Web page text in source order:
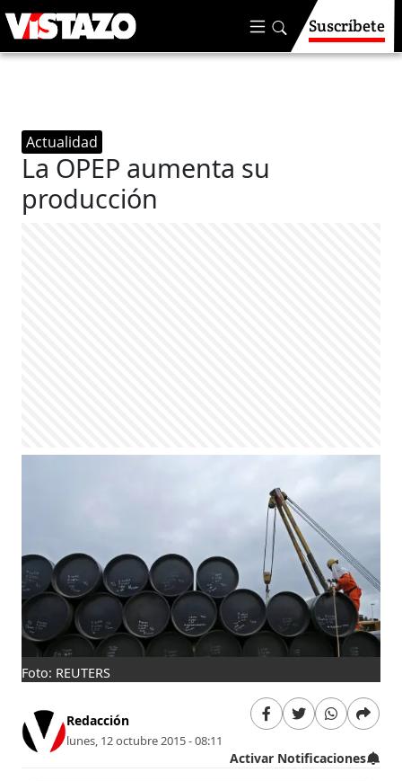
Suscríbete
Actualidad
La OPEP aumenta su
producción
Foto: REUTERS
Redacción
lunes, 12 octubre 2015 - 08:11
Activar Notificaciones